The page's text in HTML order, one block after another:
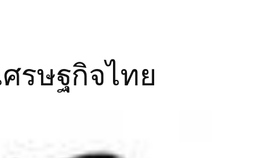
รษฐกิจไทย